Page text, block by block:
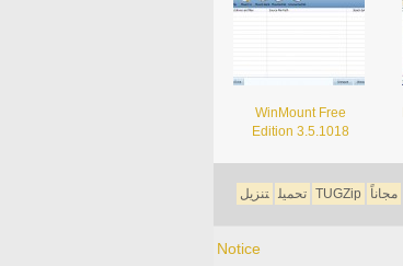
WinMount Free
Edition 3.5.1018
تحميل تنزيل TUGZip مجاناً
Notice